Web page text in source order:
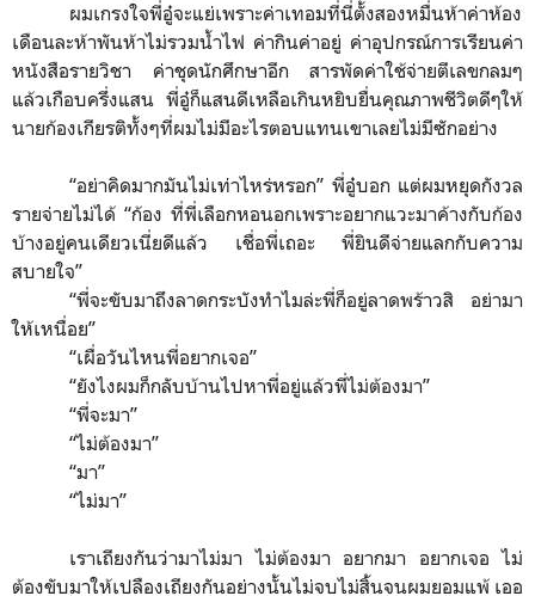
ผมเกรงใจพี่อู๋จะแย่เพราะค่าเทอมที่นี่ตั้งสองหมื่นห้าค่าห้อง
เดือนละห้าพันห้าไม่รวมน้ำไฟ ค่ากินค่าอยู่ ค่าอุปกรณ์การเรียนค่า
หนังสือรายวิชา ค่าชุดนักศึกษาอีก สารพัดค่าใช้จ่ายตีเลขกลมๆ
แล้วเกือบครึ่งแสน พี่อู๋ก็แสนดีเหลือเกินหยิบยื่นคุณภาพชีวิตดีๆให้
นายก้องเกียรติทั้งๆที่ผมไม่มีอะไรตอบแทนเขาเลยไม่มีซักอย่าง
“อย่าคิดมากมันไม่เท่าไหร่หรอก” พี่อู๋บอก แต่ผมหยุดกังวล
รายจ่ายไม่ได้ “ก้อง ที่พี่เลือกหอนอกเพราะอยากแวะมาค้างกับก้อง
บ้างอยู่คนเดียวเนี่ยดีแล้ว เชื่อพี่เถอะ พี่ยินดีจ่ายแลกกับความ
สบายใจ”
“พี่จะขับมาถึงลาดกระบังทำไมล่ะพี่ก็อยู่ลาดพร้าวสิ อย่ามา
ให้เหนื่อย”
“เผื่อวันไหนพี่อยากเจอ”
“ยังไงผมก็กลับบ้านไปหาพี่อยู่แล้วพี่ไม่ต้องมา”
“พี่จะมา”
“ไม่ต้องมา”
“มา”
“ไม่มา”
เราเถียงกันว่ามาไม่มา ไม่ต้องมา อยากมา อยากเจอ ไม่
ต้องขับมาให้เปลืองเถียงกันอย่างนั้นไม่จบไม่สิ้นจนผมยอมแพ้ เออ